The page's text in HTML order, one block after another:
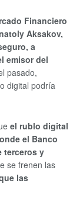
Financiero
Aksakov,
a
emisor del
pasado,
digital podría
el rublo digital
el Banco
terceros y
se frenen las
las